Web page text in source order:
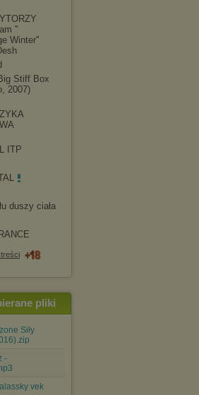
''
Winter''
Stiff Box
2007)
ITP
duszy ciała
pliki
Siły
-
vek